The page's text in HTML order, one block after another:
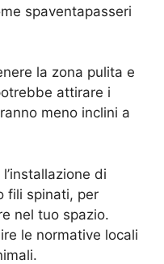
spaventapasseri
la zona pulita e
attirare i
meno inclini a
di
fili spinati, per
nel tuo spazio.
le normative locali